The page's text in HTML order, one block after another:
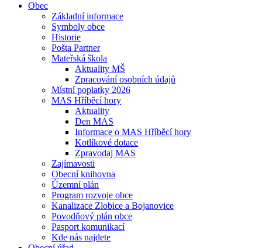
Obec
Základní informace
Symboly obce
Historie
Pošta Partner
Mateřská škola
Aktuality MŠ
Zpracování osobních údajů
Místní poplatky 2026
MAS Hříběcí hory
Aktuality
Den MAS
Informace o MAS Hříběcí hory
Kotlíkové dotace
Zpravodaj MAS
Zajímavosti
Obecní knihovna
Územní plán
Program rozvoje obce
Kanalizace Zlobice a Bojanovice
Povodňový plán obce
Pasport komunikací
Kde nás najdete